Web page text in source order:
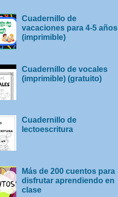
Cuadernillo de
vacaciones para 4-5 años
(imprimible)
Cuadernillo de vocales
(imprimible) (gratuito)
Cuadernillo de
lectoescritura
Más de 200 cuentos para
disfrutar aprendiendo en
clase